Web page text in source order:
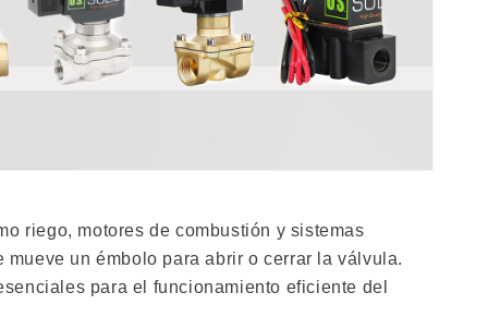
riego, motores de combustión y sistemas
un émbolo para abrir o cerrar la válvula.
para el funcionamiento eficiente del